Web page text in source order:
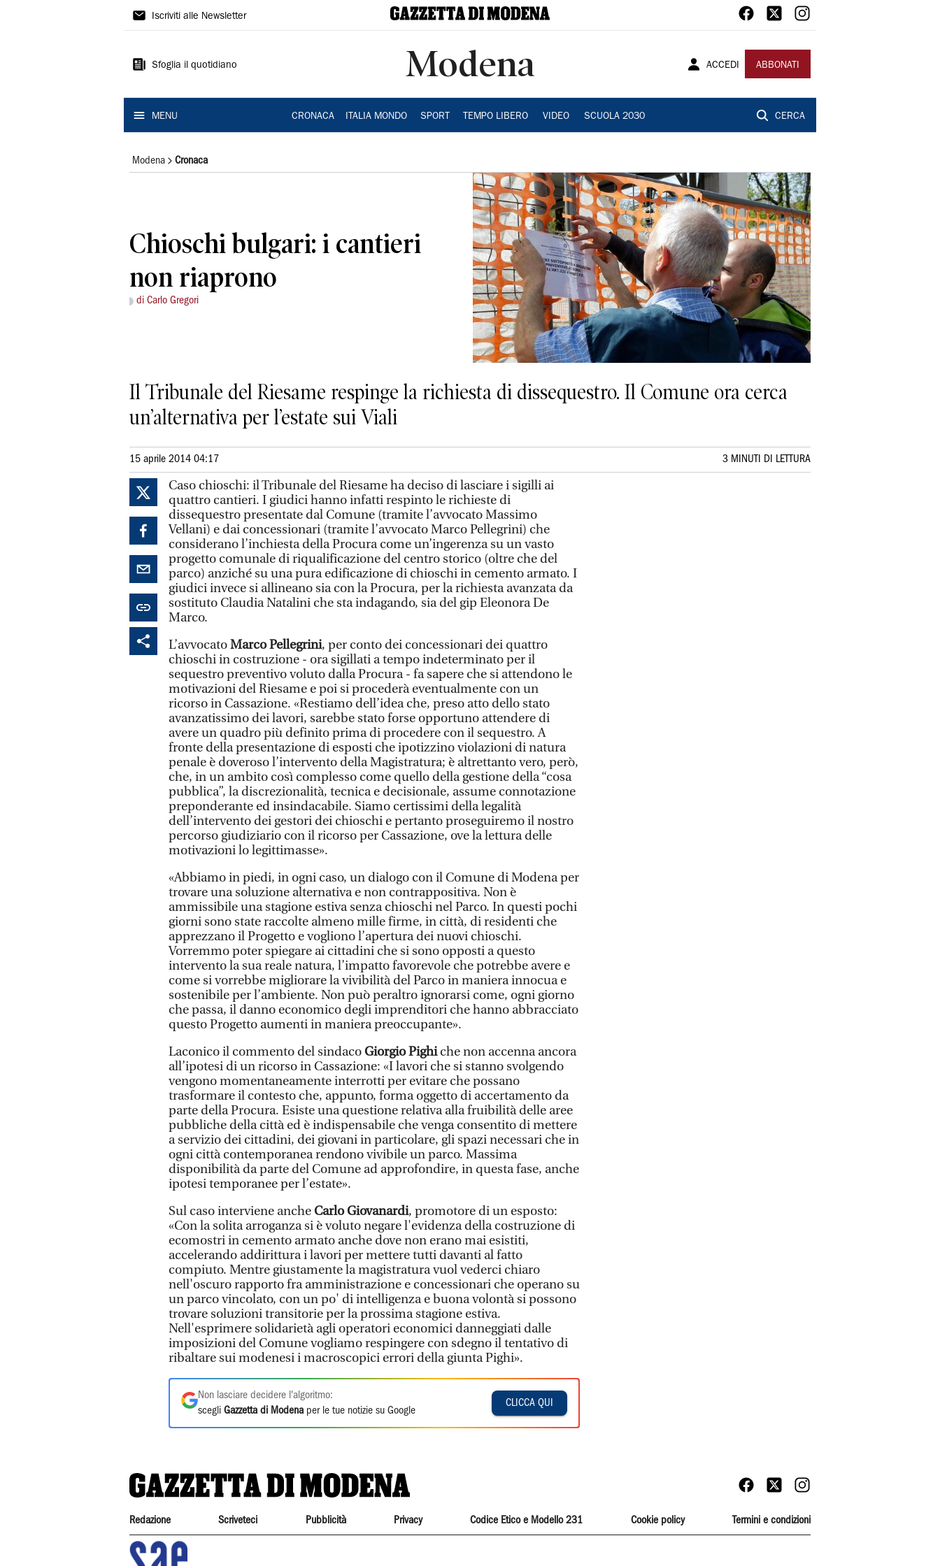
Gazzetta
Modena
Iscriviti alle Newsletter
Sfoglia il quotidiano Modena ACCEDI ABBONATI
MENU CRONACA ITALIA MONDO SPORT TEMPO LIBERO VIDEO SCUOLA 2030 CERCA
Modena Cronaca
Chioschi bulgari: i cantieri
non riaprono
di Carlo Gregori
Il Tribunale del Riesame respinge la richiesta di dissequestro. Il Comune ora cerca
un’alternativa per l’estate sui Viali
15 aprile 2014 04:17 3 MINUTI DI LETTURA
Caso chioschi: il Tribunale del Riesame ha deciso di lasciare i sigilli ai
quattro cantieri. I giudici hanno infatti respinto le richieste di
dissequestro presentate dal Comune (tramite l’avvocato Massimo
Vellani) e dai concessionari (tramite l’avvocato Marco Pellegrini) che
considerano l’inchiesta della Procura come un’ingerenza su un vasto
progetto comunale di riqualificazione del centro storico (oltre che del
parco) anziché su una pura edificazione di chioschi in cemento armato. I
giudici invece si allineano sia con la Procura, per la richiesta avanzata da
sostituto Claudia Natalini che sta indagando, sia del gip Eleonora De
Marco.
L’avvocatoMarco Pellegrini, per conto dei concessionari dei quattro
chioschi in costruzione - ora sigillati a tempo indeterminato per il
sequestro preventivo voluto dalla Procura - fa sapere che si attendono le
motivazioni del Riesame e poi si procederà eventualmente con un
ricorso in Cassazione. «Restiamo dell’idea che, preso atto dello stato
avanzatissimo dei lavori, sarebbe stato forse opportuno attendere di
avere un quadro più definito prima di procedere con il sequestro. A
fronte della presentazione di esposti che ipotizzino violazioni di natura
penale è doveroso l’intervento della Magistratura; è altrettanto vero, però,
che, in un ambito così complesso come quello della gestione della “cosa
pubblica”, la discrezionalità, tecnica e decisionale, assume connotazione
preponderante ed insindacabile. Siamo certissimi della legalità
dell’intervento dei gestori dei chioschi e pertanto proseguiremo il nostro
percorso giudiziario con il ricorso per Cassazione, ove la lettura delle
motivazioni lo legittimasse».
«Abbiamo in piedi, in ogni caso, un dialogo con il Comune di Modena per
trovare una soluzione alternativa e non contrappositiva. Non è
ammissibile una stagione estiva senza chioschi nel Parco. In questi pochi
giorni sono state raccolte almeno mille firme, in città, di residenti che
apprezzano il Progetto e vogliono l’apertura dei nuovi chioschi.
Vorremmo poter spiegare ai cittadini che si sono opposti a questo
intervento la sua reale natura, l’impatto favorevole che potrebbe avere e
come si vorrebbe migliorare la vivibilità del Parco in maniera innocua e
sostenibile per l’ambiente. Non può peraltro ignorarsi come, ogni giorno
che passa, il danno economico degli imprenditori che hanno abbracciato
questo Progetto aumenti in maniera preoccupante».
Laconico il commento del sindacoGiorgioPighiche non accenna ancora
all’ipotesi di un ricorso in Cassazione: «I lavori che si stanno svolgendo
vengono momentaneamente interrotti per evitare che possano
trasformare il contesto che, appunto, forma oggetto di accertamento da
parte della Procura. Esiste una questione relativa alla fruibilità delle aree
pubbliche della città ed è indispensabile che venga consentito di mettere
a servizio dei cittadini, dei giovani in particolare, gli spazi necessari che in
ogni città contemporanea rendono vivibile un parco. Massima
disponibilità da parte del Comune ad approfondire, in questa fase, anche
ipotesi temporanee per l’estate».
Sul caso interviene anche CarloGiovanardi, promotore di un esposto:
«Con la solita arroganza si è voluto negare l'evidenza della costruzione di
ecomostri in cemento armato anche dove non erano mai esistiti,
accelerando addirittura i lavori per mettere tutti davanti al fatto
compiuto. Mentre giustamente la magistratura vuol vederci chiaro
nell'oscuro rapporto fra amministrazione e concessionari che operano su
un parco vincolato, con un po' di intelligenza e buona volontà si possono
trovare soluzioni transitorie per la prossima stagione estiva.
Nell'esprimere solidarietà agli operatori economici danneggiati dalle
imposizioni del Comune vogliamo respingere con sdegno il tentativo di
ribaltare sui modenesi i macroscopici errori della giunta Pighi».
Non lasciare decidere l'algoritmo:
scegli Gazzetta di Modena per le tue notizie su Google
CLICCA QUI
Redazione Scriveteci Pubblicità Privacy Codice Etico e Modello 231 Cookie policy Termini e condizioni